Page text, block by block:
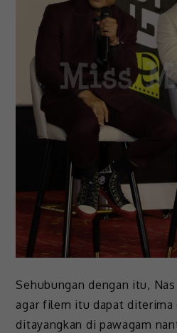
Sehubungan dengan itu,
agar filem itu dapat diterima
ditayangkan di pawagam